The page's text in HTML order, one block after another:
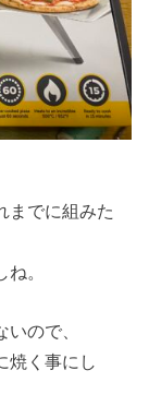
までに組みた
。
ので、
焼く事にし